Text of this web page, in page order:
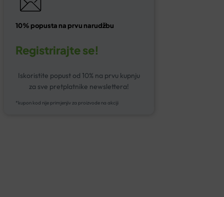
10% popusta na prvu narudžbu
Registrirajte se!
Iskoristite popust od 10% na prvu kupnju
za sve pretplatnike newslettera!
*kupon kod nije primjenjiv za proizvode na akciji